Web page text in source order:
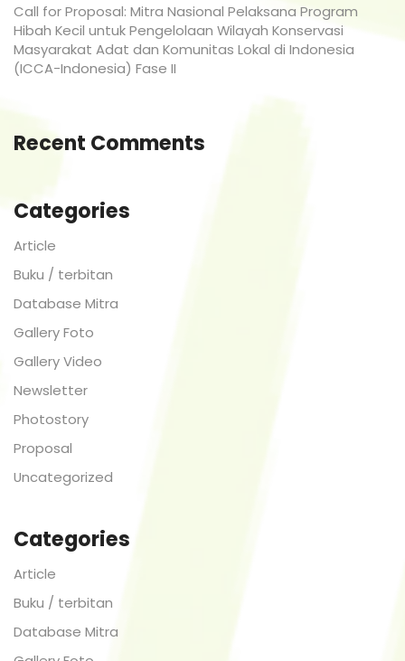
Call for Proposal: Mitra Nasional Pelaksana Program
Hibah Kecil untuk Pengelolaan Wilayah Konservasi
Masyarakat Adat dan Komunitas Lokal di Indonesia
(ICCA-Indonesia) Fase II
Recent Comments
Categories
Article
Buku / terbitan
Database Mitra
Gallery Foto
Gallery Video
Newsletter
Photostory
Proposal
Uncategorized
Categories
Article
Buku / terbitan
Database Mitra